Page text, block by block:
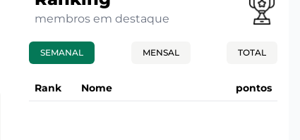
membros em destaque
SEMANAL MENSAL TOTAL
Rank Nome pontos